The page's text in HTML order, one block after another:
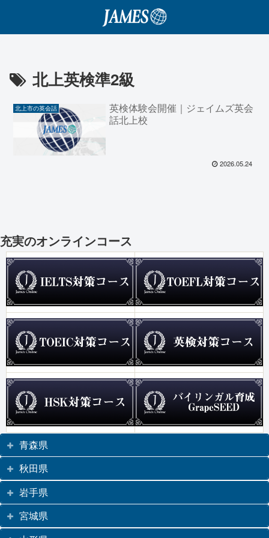
北上英検準2級
北上市の英会話
英検体験会開催｜ジェイムズ英会
話北上校
2026.05.24
充実のオンラインコース
青森県
秋田県
岩手県
宮城県